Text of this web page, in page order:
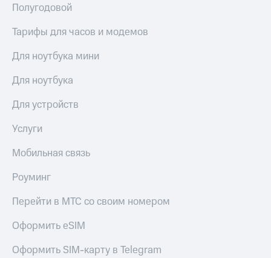
Полугодовой
Тарифы для часов и модемов
Для ноутбука мини
Для ноутбука
Для устройств
Услуги
Мобильная связь
Роуминг
Перейти в МТС со своим номером
Оформить eSIM
Оформить SIM-карту в Telegram